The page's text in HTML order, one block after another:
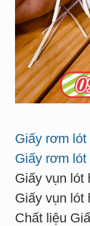
Giấy rơm lót
Giấy rơm lót
Giấy vụn lót
Giấy vụn lót
Chất liệu